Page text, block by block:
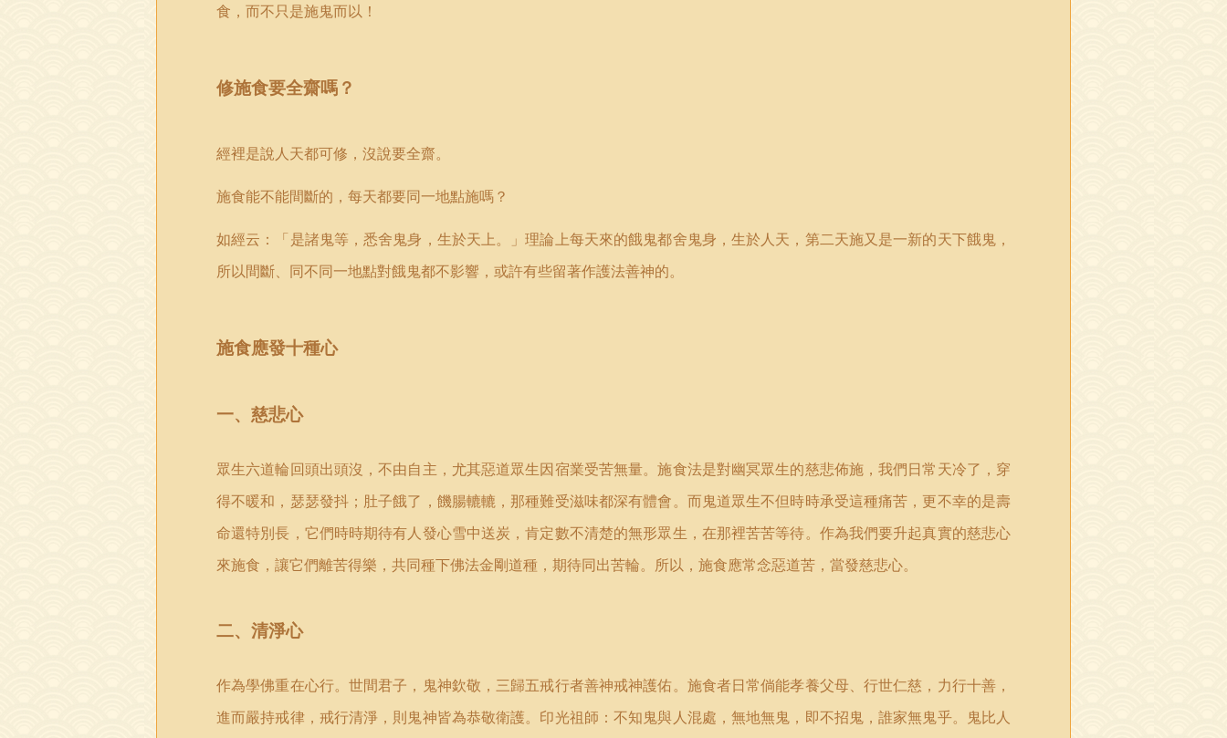
食，而不只是施鬼而以！
修施食要全齋嗎？
經裡是說人天都可修，沒說要全齋。
施食能不能間斷的，每天都要同一地點施嗎？
如經云：「是諸鬼等，悉舍鬼身，生於天上。」理論上每天來的餓鬼都舍鬼身，生於人天，第二天施又是一新的天下餓鬼，
所以間斷、同不同一地點對餓鬼都不影響，或許有些留著作護法善神的。
施食應發十種心
一、慈悲心
眾生六道輪回頭出頭沒，不由自主，尤其惡道眾生因宿業受苦無量。施食法是對幽冥眾生的慈悲佈施，我們日常天冷了，穿
得不暖和，瑟瑟發抖；肚子餓了，饑腸轆轆，那種難受滋味都深有體會。而鬼道眾生不但時時承受這種痛苦，更不幸的是壽
命還特別長，它們時時期待有人發心雪中送炭，肯定數不清楚的無形眾生，在那裡苦苦等待。作為我們要升起真實的慈悲心
來施食，讓它們離苦得樂，共同種下佛法金剛道種，期待同出苦輪。所以，施食應常念惡道苦，當發慈悲心。
二、清淨心
作為學佛重在心行。世間君子，鬼神欽敬，三歸五戒行者善神戒神護佑。施食者日常倘能孝養父母、行世仁慈，力行十善，
進而嚴持戒律，戒行清淨，則鬼神皆為恭敬衛護。印光祖師：不知鬼與人混處，無地無鬼，即不招鬼，誰家無鬼乎。鬼比人